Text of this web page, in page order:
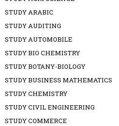
STUDY ARABIC
STUDY AUDITING
STUDY AUTOMOBILE
STUDY BIO CHEMISTRY
STUDY BOTANY-BIOLOGY
STUDY BUSINESS MATHEMATICS
STUDY CHEMISTRY
STUDY CIVIL ENGINEERING
STUDY COMMERCE